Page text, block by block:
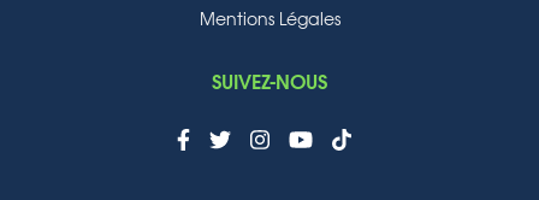
Mentions Légales
SUIVEZ-NOUS